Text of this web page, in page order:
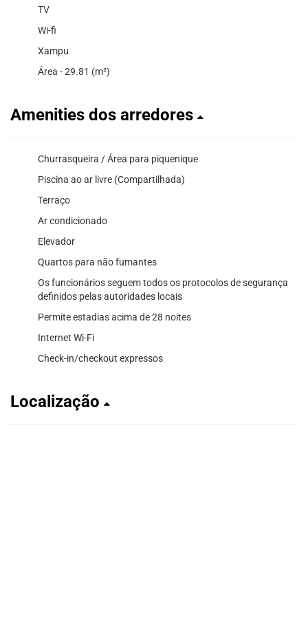
TV
Wi-fi
Xampu
Área - 29.81 (m²)
Amenities dos arredores
Churrasqueira / Área para piquenique
Piscina ao ar livre (Compartilhada)
Terraço
Ar condicionado
Elevador
Quartos para não fumantes
Os funcionários seguem todos os protocolos de segurança
definidos pelas autoridades locais
Permite estadias acima de 28 noites
Internet Wi-Fi
Check-in/checkout expressos
Localização